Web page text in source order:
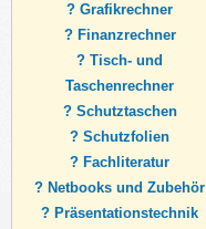
? Grafikrechner
? Finanzrechner
? Tisch- und
Taschenrechner
? Schutztaschen
? Schutzfolien
? Fachliteratur
? Netbooks und Zubehör
? Präsentationstechnik